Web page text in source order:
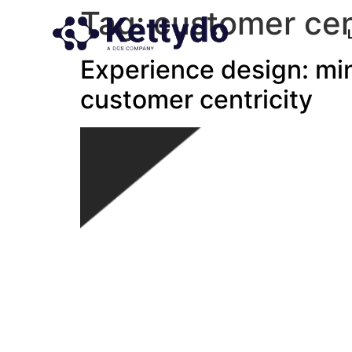
Tag:customer
Experience design:
customer centricity